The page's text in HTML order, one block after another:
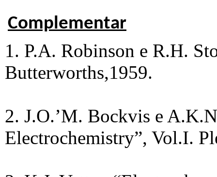
Complementar
1. P.A. Robinson e R.H.
Butterworths,1959.
2. J.O.’M. Bockvis e
Electrochemistry”, Vol.I.